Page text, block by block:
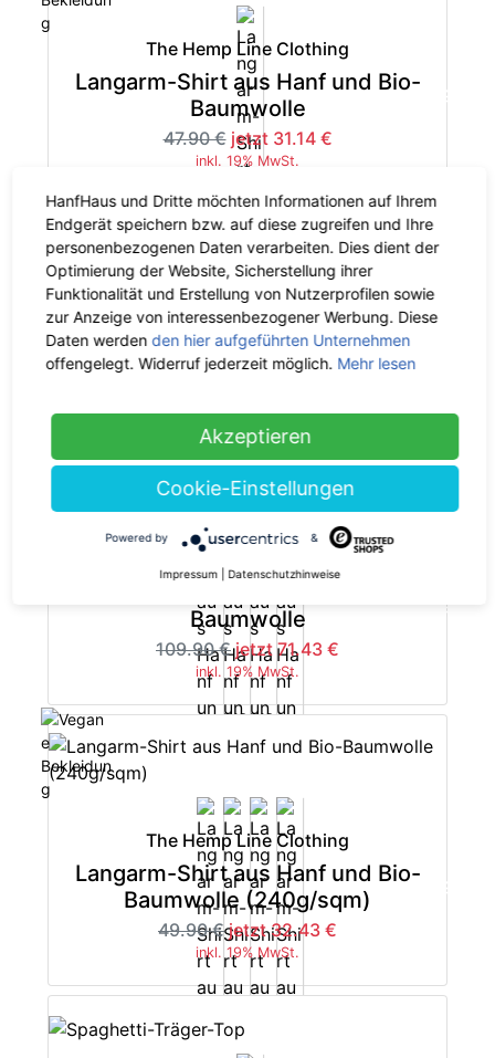
The Hemp Line Clothing
Langarm-Shirt aus Hanf und Bio-
Baumwolle
47.90 € jetzt 31.14 €
inkl. 19% MwSt.
-35%
The Hemp Line Clothing
Langarm-Shirt aus Hanf und Bio-
Baumwolle
inkl. 19% MwSt.
-35%
Baumwolle
109.90 € jetzt 71.43 €
inkl. 19% MwSt.
-35%
The Hemp Line Clothing
Langarm-Shirt aus Hanf und Bio-
Baumwolle (240g/sqm)
49.90 € jetzt 32.43 €
inkl. 19% MwSt.
-35%
HanfHaus und Dritte möchten Informationen auf Ihrem
Endgerät speichern bzw. auf diese zugreifen und Ihre
personenbezogenen Daten verarbeiten. Dies dient der
Optimierung der Website, Sicherstellung ihrer
Funktionalität und Erstellung von Nutzerprofilen sowie
zur Anzeige von interessenbezogener Werbung. Diese
Daten werdenden hier aufgeführten Unternehmen
offengelegt. Widerruf jederzeit möglich. Mehr lesen
Akzeptieren
Cookie-Einstellungen
Powered by &
Impressum Datenschutzhinweise